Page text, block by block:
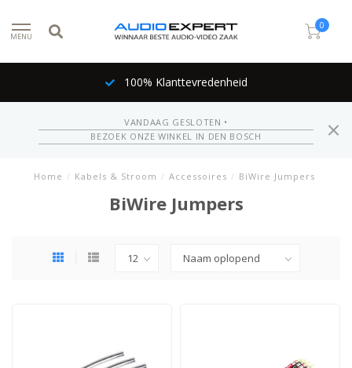
MENU
0
100% Klanttevredenheid
VANDAAG GESLOTEN •
BEZOEK ONZE WINKEL IN DEN BOSCH
Home / Kabels & Stroom / Accessoires / BiWire Jumpers
BiWire Jumpers